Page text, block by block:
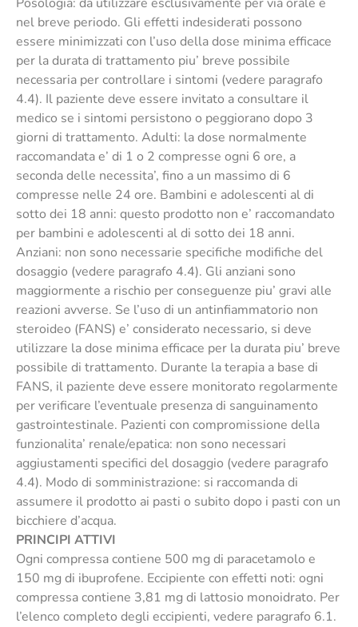
nel breve periodo. Gli effetti indesiderati possono
essere minimizzati con l’uso della dose minima efficace
per la durata di trattamento piu’ breve possibile
necessaria per controllare i sintomi (vedere paragrafo
4.4). Il paziente deve essere invitato a consultare il
medico se i sintomi persistono o peggiorano dopo 3
giorni di trattamento. Adulti: la dose normalmente
raccomandata e’ di 1 o 2 compresse ogni 6 ore, a
seconda delle necessita’, fino a un massimo di 6
compresse nelle 24 ore. Bambini e adolescenti al di
sotto dei 18 anni: questo prodotto non e’ raccomandato
per bambini e adolescenti al di sotto dei 18 anni.
Anziani: non sono necessarie specifiche modifiche del
dosaggio (vedere paragrafo 4.4). Gli anziani sono
maggiormente a rischio per conseguenze piu’ gravi alle
reazioni avverse. Se l’uso di un antinfiammatorio non
steroideo (FANS) e’ considerato necessario, si deve
utilizzare la dose minima efficace per la durata piu’ breve
possibile di trattamento. Durante la terapia a base di
FANS, il paziente deve essere monitorato regolarmente
per verificare l’eventuale presenza di sanguinamento
gastrointestinale. Pazienti con compromissione della
funzionalita’ renale/epatica: non sono necessari
aggiustamenti specifici del dosaggio (vedere paragrafo
4.4). Modo di somministrazione: si raccomanda di
assumere il prodotto ai pasti o subito dopo i pasti con un
bicchiere d’acqua.
PRINCIPI ATTIVI
Ogni compressa contiene 500 mg di paracetamolo e
150 mg di ibuprofene. Eccipiente con effetti noti: ogni
compressa contiene 3,81 mg di lattosio monoidrato. Per
l’elenco completo degli eccipienti, vedere paragrafo 6.1.